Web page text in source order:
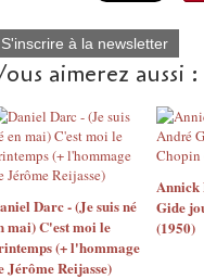
S'inscrire à la newsletter
aimerez aussi :
Darc - (Je suis né
mai) C'est moi le
(+ l'hommage
Jérôme Reijasse)
Annick
Gide
(1950)